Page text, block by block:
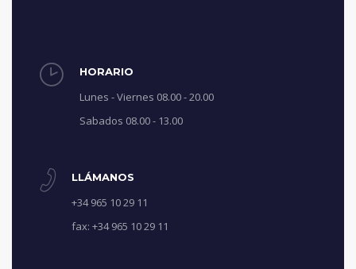
HORARIO
Lunes - Viernes 08.00 - 20.00
Sabados 08.00 - 13.00
LLÁMANOS
+34 965 10 29 11
fax: +34 965 10 29 11